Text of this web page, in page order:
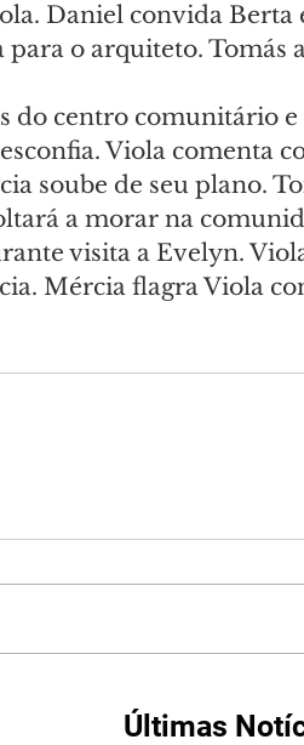
Daniel convida Berta
para o arquiteto.
do centro comunitário
Viola comenta
soube de seu plano.
a morar na
visita a Evelyn.
Mércia flagra Viola
Últimas